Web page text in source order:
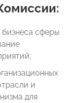
:
бизнеса сферы
и
для